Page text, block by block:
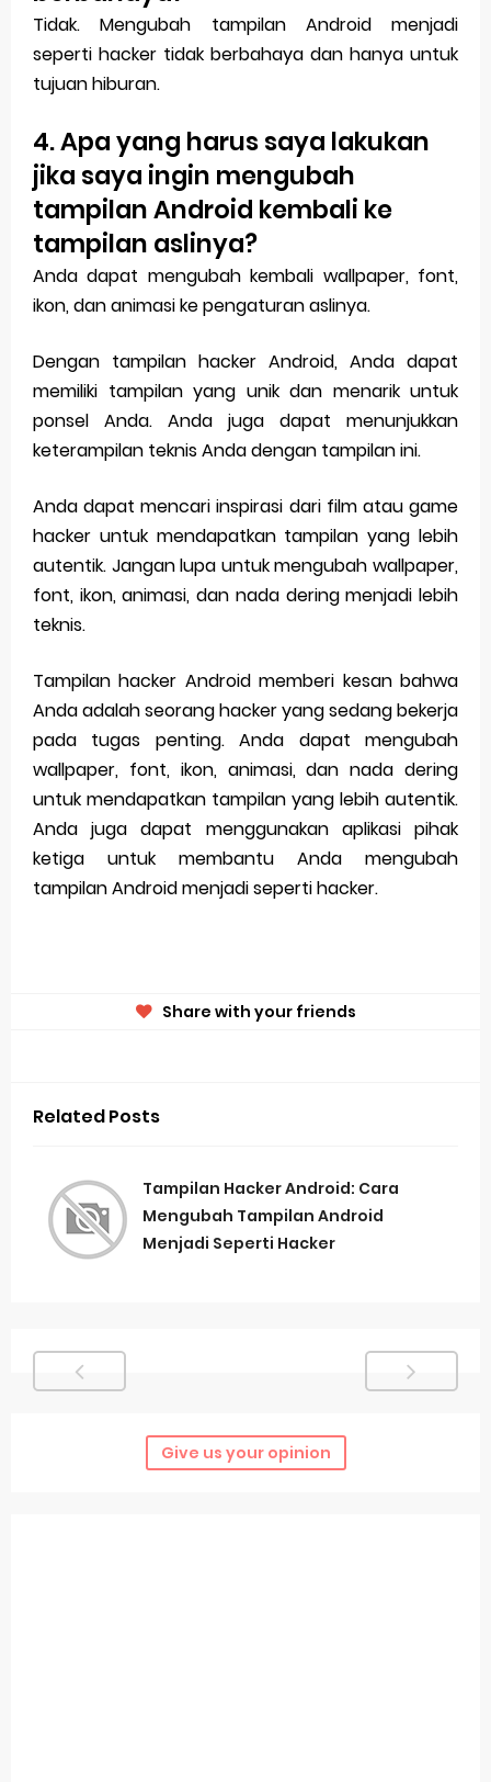
Tidak. Mengubah tampilan Android menjadi
seperti hacker tidak berbahaya dan hanya untuk
tujuan hiburan.
4. Apa yang harus saya lakukan
jika saya ingin mengubah
tampilan Android kembali ke
tampilan aslinya?
Anda dapat mengubah kembali wallpaper, font,
ikon, dan animasi ke pengaturan aslinya.
Dengan tampilan hacker Android, Anda dapat
memiliki tampilan yang unik dan menarik untuk
ponsel Anda. Anda juga dapat menunjukkan
keterampilan teknis Anda dengan tampilan ini.
Anda dapat mencari inspirasi dari film atau game
hacker untuk mendapatkan tampilan yang lebih
autentik. Jangan lupa untuk mengubah wallpaper,
font, ikon, animasi, dan nada dering menjadi lebih
teknis.
Tampilan hacker Android memberi kesan bahwa
Anda adalah seorang hacker yang sedang bekerja
pada tugas penting. Anda dapat mengubah
wallpaper, font, ikon, animasi, dan nada dering
untuk mendapatkan tampilan yang lebih autentik.
Anda juga dapat menggunakan aplikasi pihak
ketiga untuk membantu Anda mengubah
tampilan Android menjadi seperti hacker.
Share with your friends
Related Posts
Tampilan Hacker Android: Cara
Mengubah Tampilan Android
Menjadi Seperti Hacker
Give us your opinion